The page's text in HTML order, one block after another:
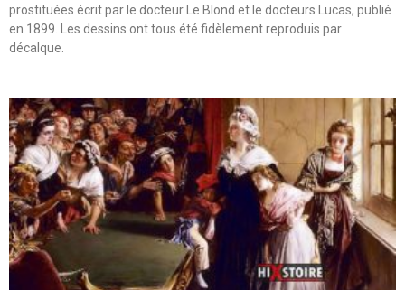
prostituées écrit par le docteur Le Blond et le docteurs Lucas, publié
en 1899. Les dessins ont tous été fidèlement reproduis par
décalque.